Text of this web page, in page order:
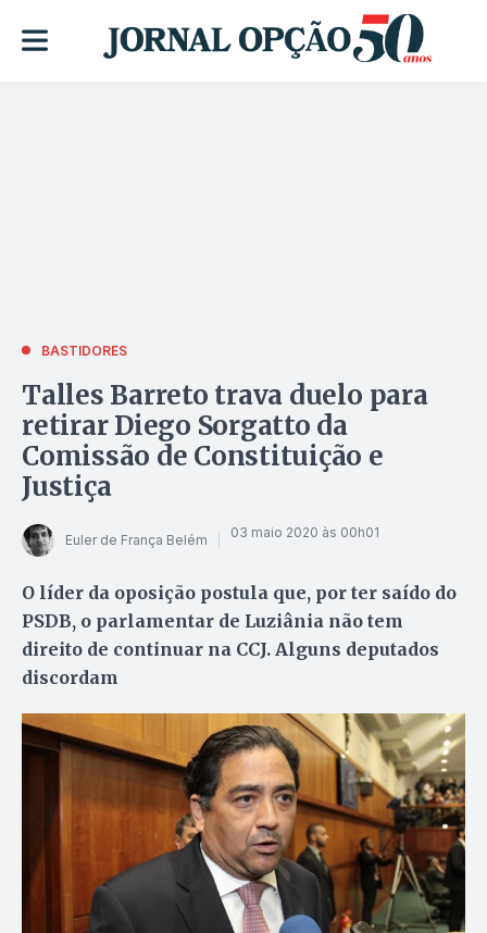
BASTIDORES
Talles Barreto trava duelo para
retirar Diego Sorgatto da
Comissão de Constituição e
Justiça
Euler de França Belém 03 maio 2020 às 00h01
O líder da oposição postula que, por ter saído do
PSDB, o parlamentar de Luziânia não tem
direito de continuar na CCJ. Alguns deputados
discordam